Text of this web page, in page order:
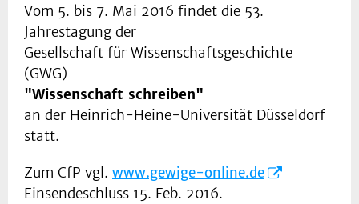
Vom 5. bis 7. Mai 2016 findet die 53.
Jahrestagung der
Gesellschaft für Wissenschaftsgeschichte
(GWG)
"Wissenschaft schreiben"
an der Heinrich-Heine-Universität Düsseldorf
statt.
Zum CfP vgl. www.gewige-online.de
Einsendeschluss 15. Feb. 2016.